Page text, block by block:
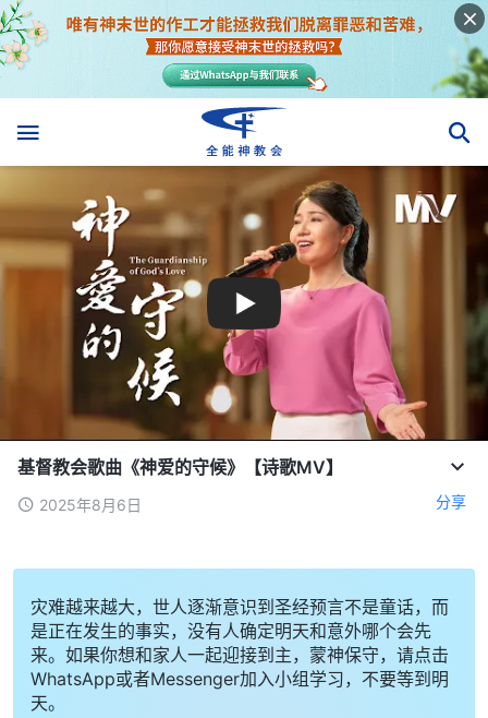
基督教会歌曲《神爱的守候》【诗歌MV】
2025年8月6日 分享
灾难越来越大，世人逐渐意识到圣经预言不是童话，而
是正在发生的事实，没有人确定明天和意外哪个会先
来。如果你想和家人一起迎接到主，蒙神保守，请点击
WhatsApp或者Messenger加入小组学习，不要等到明
天。